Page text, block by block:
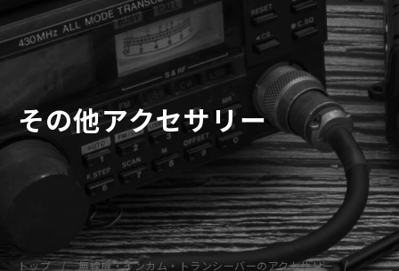
その他アクセサリー
トップ
無線機・インカム・トランシーバーのアクセサリー